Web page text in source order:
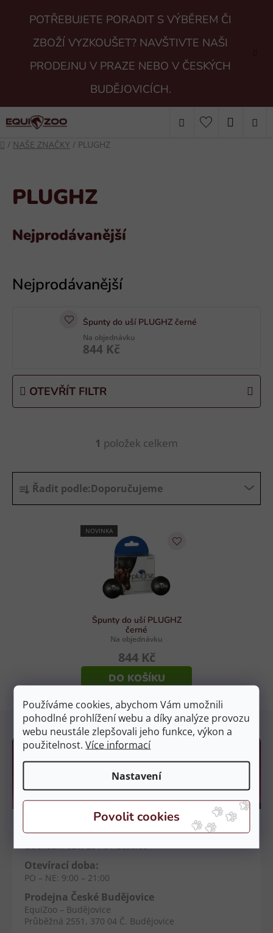
Používáme cookies, abychom Vám umožnili
pohodlné prohlížení webu a díky analýze provozu
webu neustále zlepšovali jeho funkce, výkon a
použitelnost.Více informací
Nastavení
POTŘEBUJETE PORADIT S VÝBĚREM ČI
ZBOŽÍ VYZKOUŠET? NAVŠTIVTE NAŠI
PRODEJNU V PRAZE NEBO V ČESKÝCH
BUDĚJOVICÍCH.
Hledat
Domů
/ NAŠE ZNAČKY / PLUGHZ
PLUGHZ
Nejprodávanější
Špunty do uší PLUGHZ černé
Na objednávku
844 Kč
Ř
a
z
ů
Řadit podle:Doporučujeme
OTEVŘÍT FILTR
ý
p
o
d
u
NOVINKA
Špunty do uší PLUGHZ
černé
Na objednávku
844 Kč
DO KOŠÍKU
O
l
á
d
í
p
r
v
k
v
ý
p
i
s
u
1 položek celkem
Kamenné prodejny
Prodejna Čestlice
EquiZoo – OC Spektrum
Obchodní 329, 251 01 Čestlice
Otevírací doba:
PO – NE: 9:00 – 21:00
Prodejna České Budějovice
EquiZoo – Budějovice
Průběžná 2551, 370 04 Č. Budějovice